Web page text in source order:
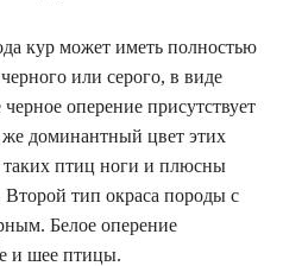
кур может иметь полностью
или серого, в виде
оперение присутствует
же доминантный цвет этих
птиц ноги и плюсны
тип окраса породы с
Белое оперение
и шее птицы.